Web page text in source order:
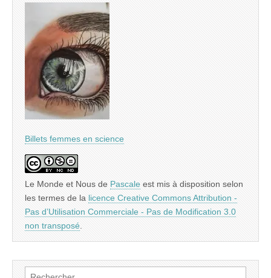
Billets femmes en science
Le Monde et Nous de Pascale est mis à disposition selon
les termes de la licence Creative Commons Attribution -
Pas d’Utilisation Commerciale - Pas de Modification 3.0
non transposé
Rechercher :